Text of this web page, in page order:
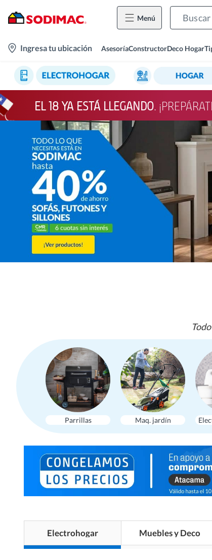
Menú
location-
Ingresa tu ubicación AsesoríaConstructorDeco Hogar
EL 18 YA ESTÁ LLEGANDO.
Parrillas Maq. jardín
Electrohogar Muebles y Deco